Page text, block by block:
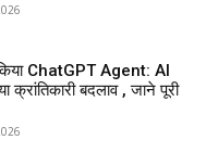
ChatGPT Agent: AI
क्रांतिकारी बदलाव , जाने पूरी